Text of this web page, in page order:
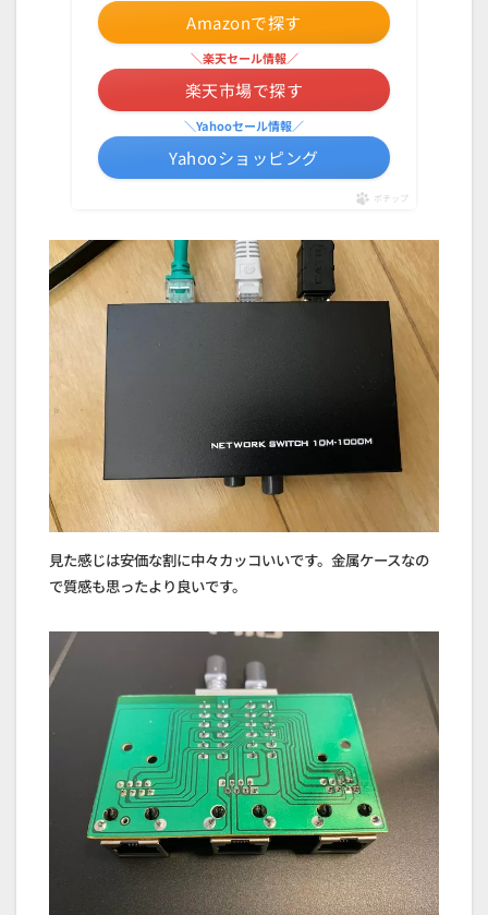
Amazonで探す
＼楽天セール情報／
楽天市場で探す
＼Yahooセール情報／
Yahooショッピング
ポチップ
見た感じは安価な割に中々カッコいいです。金属ケースなの
で質感も思ったより良いです。